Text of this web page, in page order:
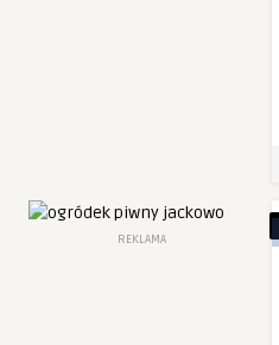
REKLAMA